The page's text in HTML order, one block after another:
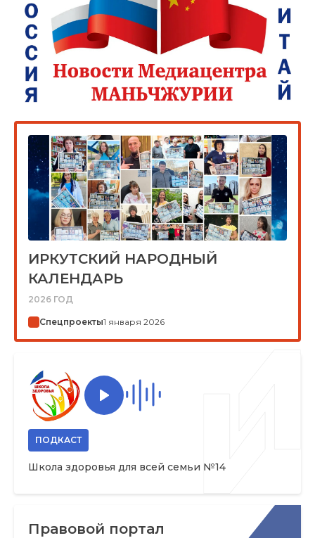
ИРКУТСКИЙ НАРОДНЫЙ
КАЛЕНДАРЬ
2026 ГОД
Спецпроекты1 января 2026
ПОДКАСТ
Школа здоровья для всей семьи №14
Правовой портал